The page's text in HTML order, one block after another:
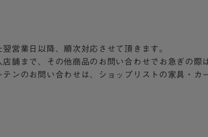
営業日以降、順次対応させて頂きます。
舗まで、その他商品のお問い合わせでお急ぎの際
ンのお問い合わせは、ショップリストの家具・カ